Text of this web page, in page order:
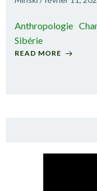
Anthropologie
Sibérie
READ MORE